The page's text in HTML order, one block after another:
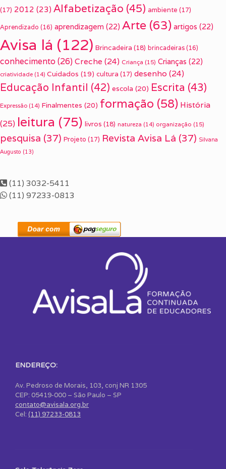
(17) 2012 (23) Alfabetização (45) ambiente (17)
Aprendizado (16) aprendizagem (22) Arte (63) artigos (22)
Avisa lá (122) Brincadeira (18) brincadeiras (16)
conhecimento(26) Creche (24) Criança (15) Crianças (22)
criatividade (14) Cuidados (19) cultura (17) desenho (24)
Educação Infantil (42) escola (20) Escrita (43)
Expressão (14) Finalmentes (20) formação (58) História
(25) leitura (75) livros (18) natureza (14) organização (15)
pesquisa (37) Projeto (17) Revista Avisa Lá (37) Silvana
Augusto (13)
(11) 3032-5411
(11) 97233-0813
ENDEREÇO:
Av. Pedroso de Morais, 103, conj NR 1305
CEP: 05419-000 – São Paulo – SP
contato@avisala.org.br
Cel: (11) 97233-0813